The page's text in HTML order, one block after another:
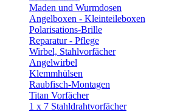
Maden und Wurmdosen
Angelboxen - Kleinteileboxen
Polarisations-Brille
Reparatur - Pflege
Wirbel, Stahlvorfächer
Angelwirbel
Klemmhülsen
Raubfisch-Montagen
Titan Vorfächer
1 x 7 Stahldrahtvorfächer